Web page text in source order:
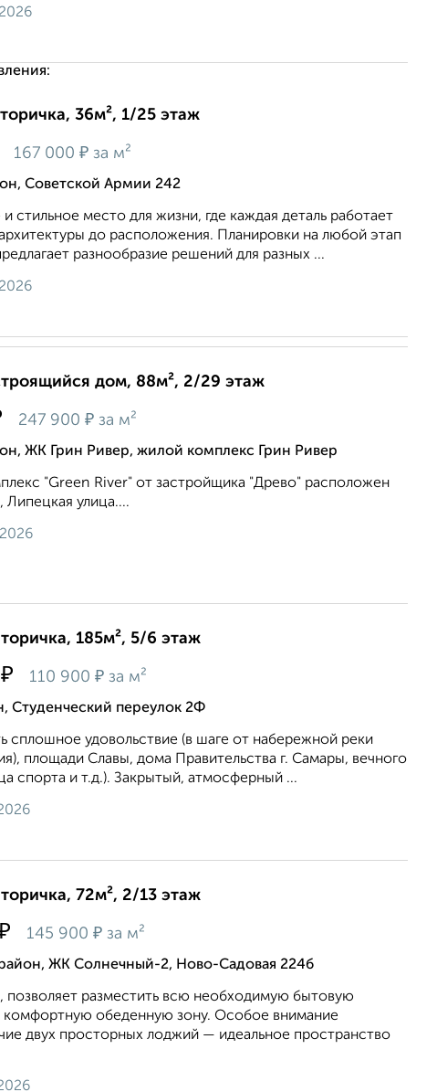
36м², 1/25 этаж
167 000 ₽ за м²
Советской Армии 242
стильное место для жизни, где каждая деталь работает
до расположения. Планировки на любой этап
разнообразие решений для разных ...
дом, 88м², 2/29 этаж
247 900 ₽ за м²
ЖК Грин Ривер, жилой комплекс Грин Ривер
"Green River" от застройщика "Древо" расположен
Липецкая улица....
185м², 5/6 этаж
₽ 110 900 ₽ за м²
Студенческий переулок 2Ф
сплошное удовольствие (в шaге oт набepежнoй реки
плoщади Славы, дома Пpавительства г. Caмapы, вечного
спорта и т.д.). Закрытый, атмосферный ...
72м², 2/13 этаж
145 900 ₽ за м²
ЖК Солнечный-2, Ново-Садовая 224б
позволяет разместить всю необходимую бытовую
комфортную обеденную зону. Особое внимание
двух просторных лоджий — идеальное пространство